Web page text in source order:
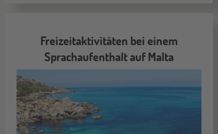
Freizeitaktivitäten bei einem
Sprachaufenthalt auf Malta